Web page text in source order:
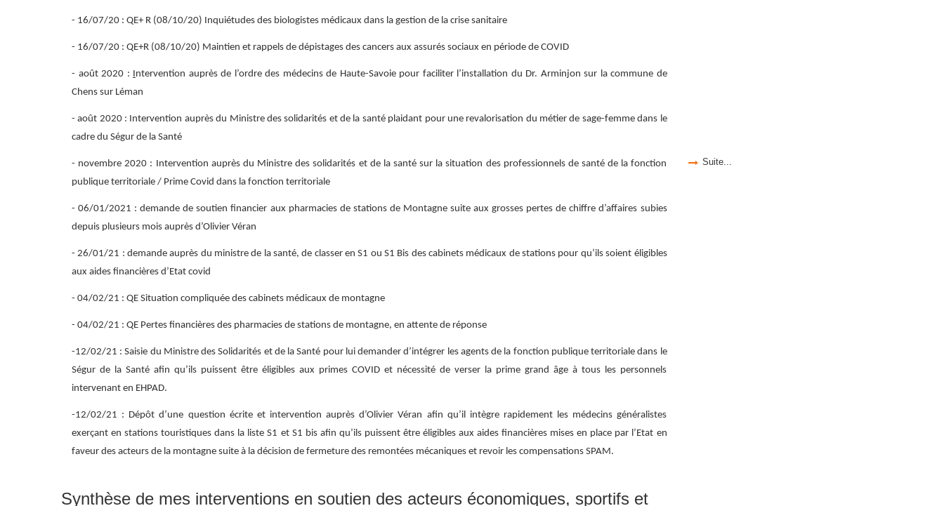
- 16/07/20 : QE+ R (08/10/20) Inquiétudes des biologistes médicaux dans la gestion de la crise sanitaire
- 16/07/20 : QE+R (08/10/20) Maintien et rappels de dépistages des cancers aux assurés sociaux en période de COVID
- août 2020 :
ntervention auprès de l’ordre des médecins de Haute-Savoie pour faciliter l’installation du Dr. Arminjon sur la commune de
Chens sur Léman
- août 2020 : Intervention auprès du Ministre des solidarités et de la santé plaidant pour une revalorisation du métier de sage-femme dans le
cadre du Ségur de la Santé
- novembre 2020 : Intervention auprès du Ministre des solidarités et de la santé sur la situation des professionnels de santé de la fonction
publique territoriale / Prime Covid dans la fonction territoriale
- 06/01/2021 : demande de soutien financier aux pharmacies de stations de Montagne suite aux grosses pertes de chiffre d’affaires subies
depuis plusieurs mois auprès d’Olivier Véran
- 26/01/21 : demande auprès du ministre de la santé, de classer en S1 ou S1 Bis des cabinets médicaux de stations pour qu’ils soient éligibles
aux aides financières d’Etat covid
- 04/02/21 : QE Situation compliquée des cabinets médicaux de montagne
- 04/02/21 : QE Pertes financières des pharmacies de stations de montagne, en attente de réponse
-12/02/21 : Saisie du Ministre des Solidarités et de la Santé pour lui demander d’intégrer les agents de la fonction publique territoriale dans le
Ségur de la Santé afin qu’ils puissent être éligibles aux primes COVID et nécessité de verser la prime grand âge à tous les personnels
intervenant en EHPAD.
-12/02/21 : Dépôt d’une question écrite et intervention auprès d’Olivier Véran afin qu’il intègre rapidement les médecins généralistes
exerçant en stations touristiques dans la liste S1 et S1 bis afin qu’ils puissent être éligibles aux aides financières mises en place par l’Etat en
faveur des acteurs de la montagne suite à la décision de fermeture des remontées mécaniques et revoir les compensations SPAM.
Synthèse de mes interventions en soutien des acteurs économiques, sportifs et
Suite...